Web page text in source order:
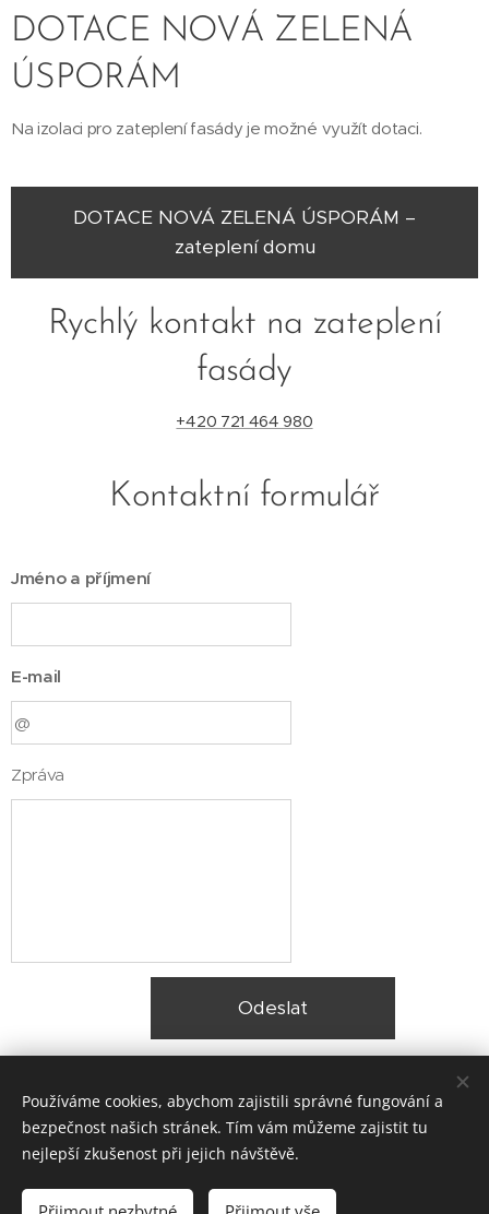
DOTACE NOVÁ ZELENÁ
ÚSPORÁM
Na izolaci pro zateplení fasády je možné využít dotaci.
DOTACE NOVÁ ZELENÁ ÚSPORÁM –
zateplení domu
Rychlý kontakt na zateplení
fasády
+420 721 464 980
Kontaktní formulář
Jméno a příjmení
E-mail
Zpráva
Odeslat
© 2025 Zateplení fasády Praha |Lokality
Používáme cookies, abychom zajistili správné fungování a
bezpečnost našich stránek. Tím vám můžeme zajistit tu
nejlepší zkušenost při jejich návštěvě.